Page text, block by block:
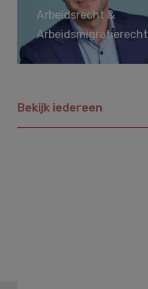
Arbeidsrecht &
Arbeidsmigratierecht
Bekijk iedereen